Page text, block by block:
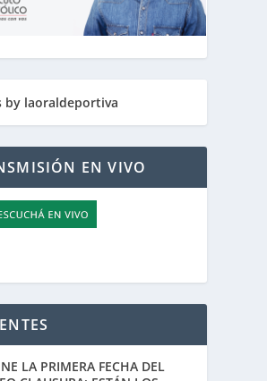
by laoraldeportiva
EN VIVO
LA PRIMERA FECHA DEL